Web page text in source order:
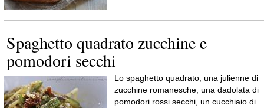
Spaghetto quadrato zucchine e
pomodori secchi
Lo spaghetto quadrato, una julienne di
zucchine romanesche, una dadolata di
pomodori rossi secchi, un cucchiaio di